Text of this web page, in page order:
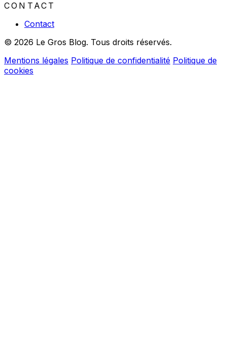
CONTACT
Contact
© 2026 Le Gros Blog. Tous droits réservés.
Mentions légales Politique de confidentialité Politique de
cookies